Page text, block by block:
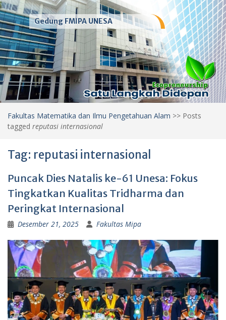
Gedung FMIPA UNESA
Fakultas Matematika dan Ilmu Pengetahuan Alam >> Posts
tagged reputasi internasional
Tag: reputasi internasional
Puncak Dies Natalis ke-61 Unesa: Fokus
Tingkatkan Kualitas Tridharma dan
Peringkat Internasional
Desember 21, 2025 Fakultas Mipa